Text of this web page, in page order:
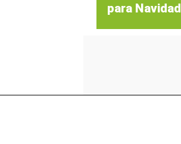
para Navidad